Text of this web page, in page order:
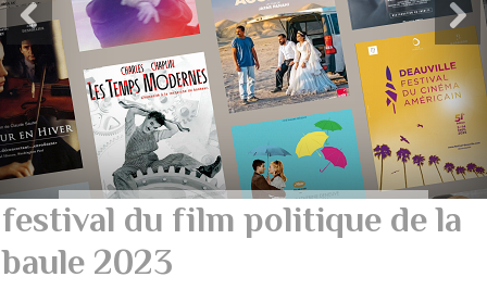
festival du film politique de la
baule 2023